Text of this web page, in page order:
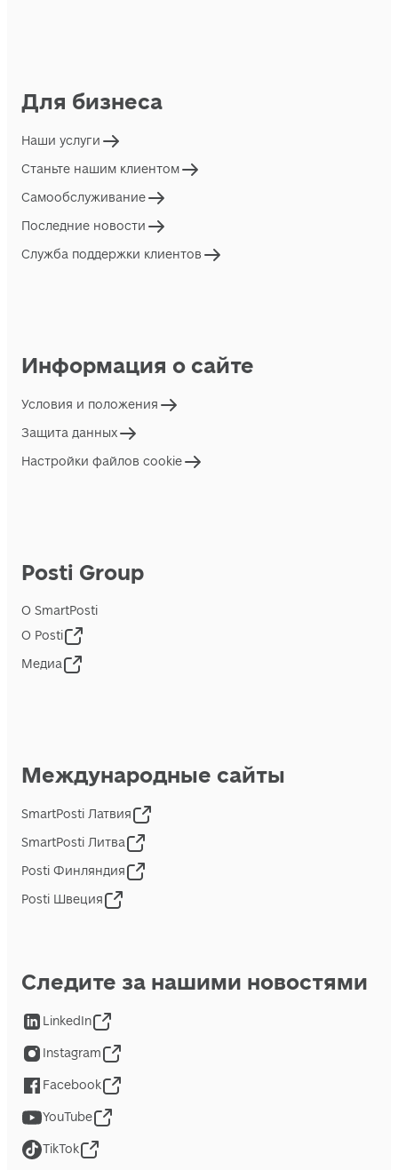
Для бизнеса
Наши услуги
Станьте нашим клиентом
Самообслуживание
Последние новости
Служба поддержки клиентов
Информация о сайте
Условия и положения
Защита данных
Настройки файлов cookie
Posti Group
О SmartPosti
О Posti
Медиа
Международные сайты
SmartPosti Латвия
SmartPosti Литва
Posti Финляндия
Posti Швеция
Следите за нашими новостями
LinkedIn
Instagram
Facebook
YouTube
TikTok